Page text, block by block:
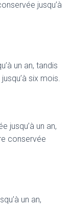
jusqu’à
un an, tandis
six mois.
jusqu’à un an,
conservée
un an,